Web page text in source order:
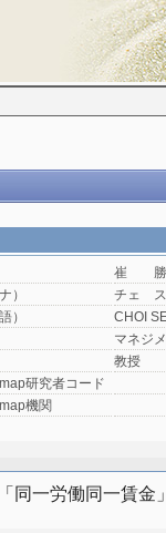
崔 勝
）
チェ
）
CHOI
マネジ
教授
研究者コード
機関
同一労働同一賃金